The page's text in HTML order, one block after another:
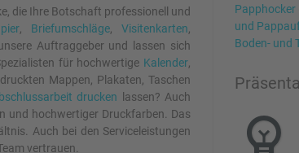
die Ihre Botschaft professionell und
Briefumschläge Visitenkarten
Auftraggeber und lassen sich
für hochwertige Kalender
Mappen, Plakaten, Taschen
drucken lassen? Auch
und hochwertiger Druckfarben. Das
Auch bei den Serviceleistungen
vertrauen.
Papphocker
und
Boden- und